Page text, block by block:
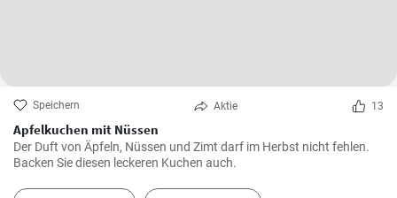
Speichern Aktie 13
Apfelkuchen mit Nüssen
Der Duft von Äpfeln, Nüssen und Zimt darf im Herbst nicht fehlen.
Backen Sie diesen leckeren Kuchen auch.